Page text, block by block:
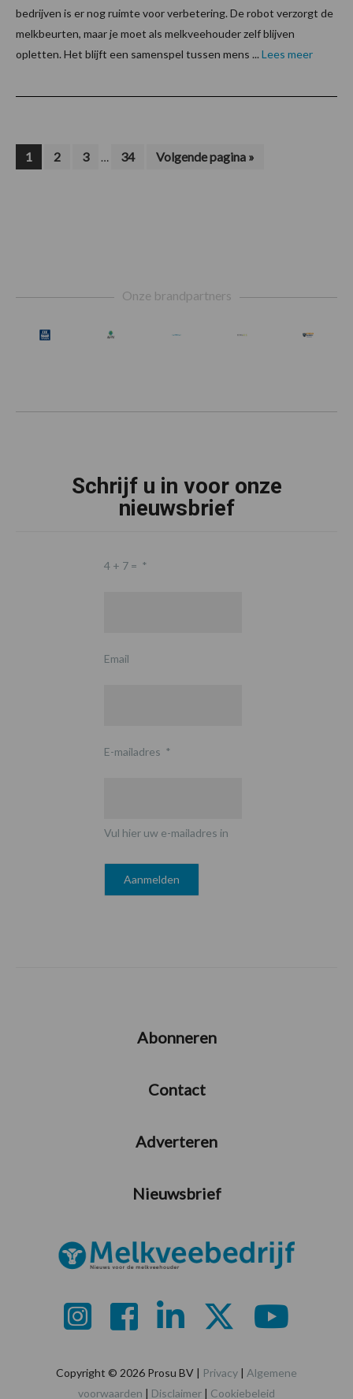
bedrijven is er nog ruimte voor verbetering. De robot verzorgt de
melkbeurten, maar je moet als melkveehouder zelf blijven
opletten. Het blijft een samenspel tussen mens ... Lees meer
Pagina
1 Pagina
2 Pagina
3
Interim
… Pagina
34
Ga
naar
Volgende pagina »
Onze brandpartners
Schrijf u in voor onze
nieuwsbrief
4 + 7 = *
Email
E-mailadres *
Vul hier uw e-mailadres in
Abonneren
Contact
Adverteren
Nieuwsbrief
Copyright © 2026 Prosu BV | Privacy | Algemene
voorwaarden | Disclaimer | Cookiebeleid